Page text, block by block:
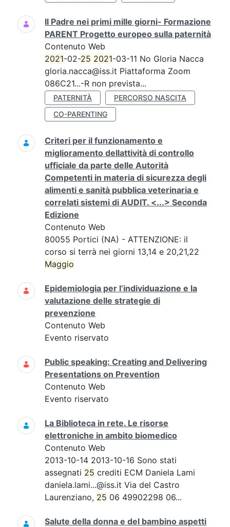
Il Padre nei primi mille giorni- Formazione
PARENT Progetto europeo sulla paternità
Contenuto Web
2021-02-25 2021-03-11 No Gloria Nacca
gloria.nacca@iss.it Piattaforma Zoom
086C21...-R non prevista...
PATERNITÀ
PERCORSO NASCITA
CO-PARENTING
Criteri per il funzionamento e
miglioramento dellattività di controllo
ufficiale da parte delle Autorità
Competenti in materia di sicurezza degli
alimenti e sanità pubblica veterinaria e
correlati sistemi di AUDIT. <...> Seconda
Edizione
Contenuto Web
80055 Portici (NA) - ATTENZIONE: il
corso si terrà nei giorni 13,14 e 20,21,22
Maggio
Epidemiologia per l’individuazione e la
valutazione delle strategie di
prevenzione
Contenuto Web
Evento riservato
Public speaking: Creating and Delivering
Presentations on Prevention
Contenuto Web
Evento riservato
La Biblioteca in rete. Le risorse
elettroniche in ambito biomedico
Contenuto Web
2013-10-14 2013-10-16 Sono stati
assegnati 25 crediti ECM Daniela Lami
daniela.lami...@iss.it Via del Castro
Laurenziano, 25 06 49902298 06...
Salute della donna e del bambino aspetti